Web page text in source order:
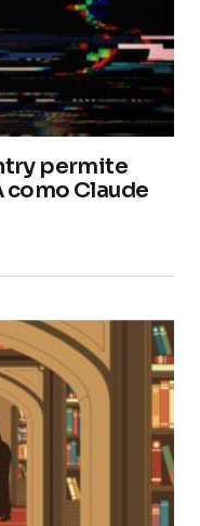
permite
como Claude